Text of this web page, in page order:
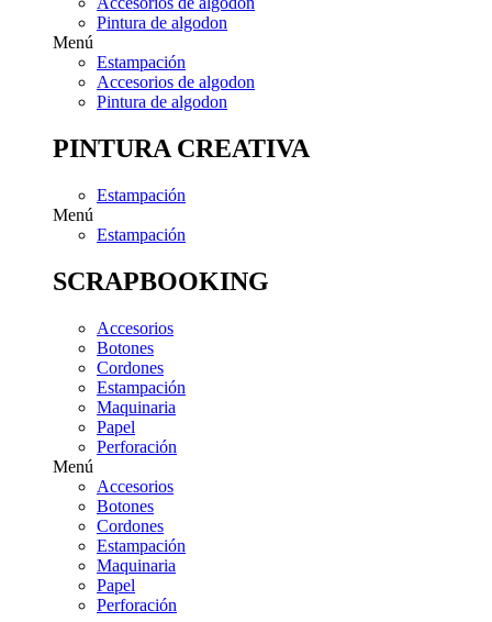
Pintura de algodon
Menú
Estampación
Accesorios de algodon
Pintura de algodon
PINTURA CREATIVA
Estampación
Menú
Estampación
SCRAPBOOKING
Accesorios
Botones
Cordones
Estampación
Maquinaria
Papel
Perforación
Menú
Accesorios
Botones
Cordones
Estampación
Maquinaria
Papel
Perforación